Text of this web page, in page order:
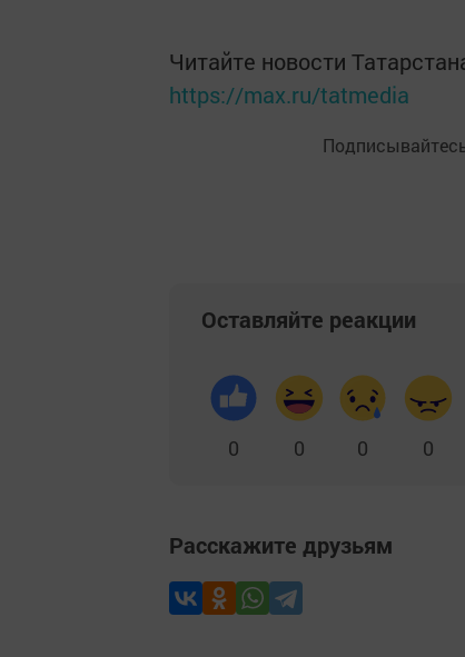
Читайте новости
https://max.ru/tatmedia
Оставляйте реакции
0 0 0 0
Расскажите друзьям